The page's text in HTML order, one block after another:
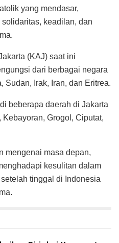
yang mendasar,
keadilan, dan
(KAJ) saat ini
dari berbagai negara
Sudan, Irak, Iran, dan Eritrea.
beberapa daerah di Jakarta
Grogol, Ciputat,
mengenai masa depan,
kesulitan dalam
tinggal di Indonesia